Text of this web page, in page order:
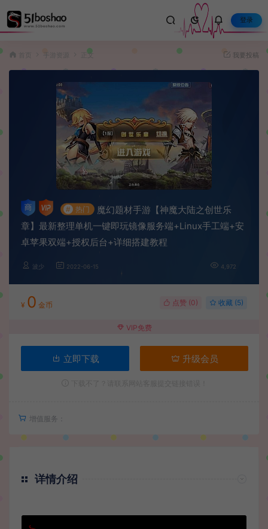
登录
手游资源 正文 我要投稿
# 热门
魔幻题材手游【神魔大陆之创世乐
章】最新整理单机一键即玩镜像服务端+Linux手工端+安
卓苹果双端+授权后台+详细搭建教程
波少 2022-06-15 4,972
¥ 0 金币 点赞 (0) 收藏 (5)
VIP免费
立即下载 升级会员
增值服务：
详情介绍